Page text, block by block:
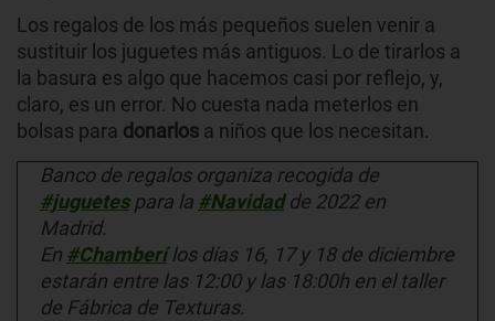
Los regalos de los más pequeños suelen venir a
sustituir los juguetes más antiguos. Lo de tirarlos a
la basura es algo que hacemos casi por reflejo, y,
claro, es un error. No cuesta nada meterlos en
bolsas para donarlos a niños que los necesitan.
Banco de regalos organiza recogida de
#juguetespara la #Navidadde 2022 en
Madrid.
En #Chamberílos días 16, 17 y 18 de diciembre
estarán entre las 12:00 y las 18:00h en el taller
de Fábrica de Texturas.